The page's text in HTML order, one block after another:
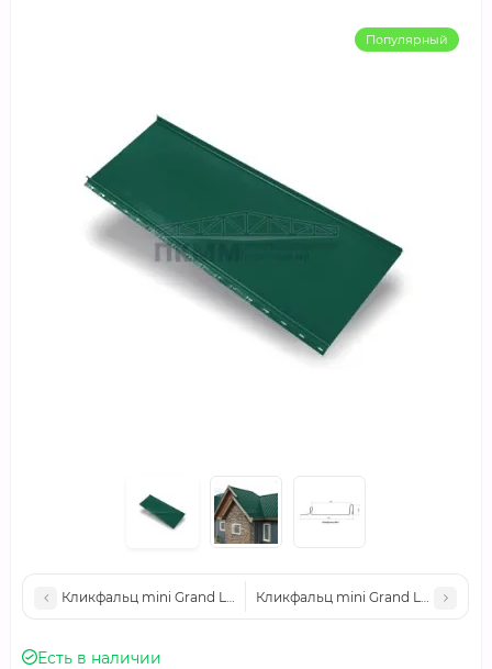
Популярный
Кликфальц mini Grand Line 0,5 Satin с пленкой на замках RAL
Кликфальц mini Grand Line 0,5
Есть в наличии